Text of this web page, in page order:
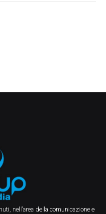
nell’area della comunicazione e